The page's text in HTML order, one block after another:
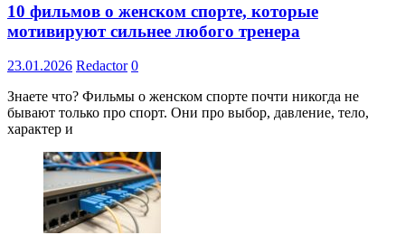
10 фильмов о женском спорте, которые
мотивируют сильнее любого тренера
23.01.2026 Redactor 0
Знаете что? Фильмы о женском спорте почти никогда не
бывают только про спорт. Они про выбор, давление, тело,
характер и